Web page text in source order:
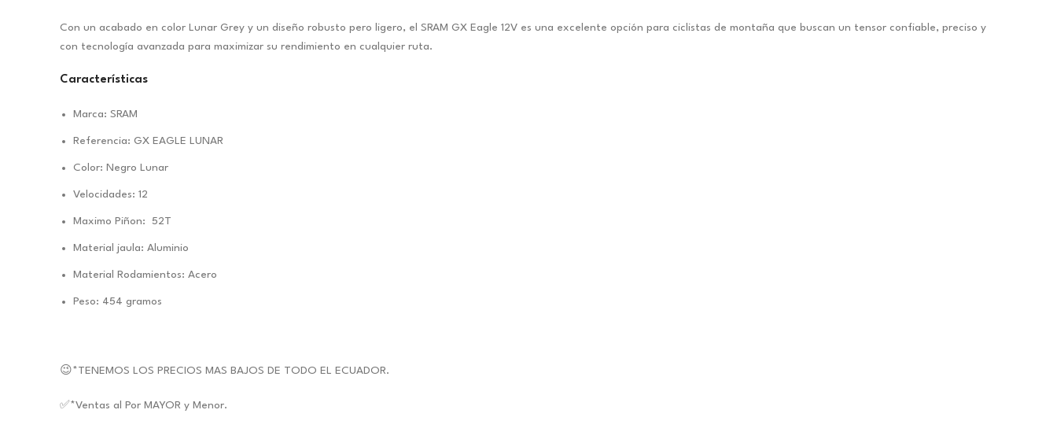
Con un acabado en color Lunar Grey y un diseño robusto pero ligero, el SRAM GX Eagle 12V es una excelente opción para ciclistas de montaña que buscan un tensor confiable, preciso y
con tecnología avanzada para maximizar su rendimiento en cualquier ruta.
Características
Marca: SRAM
Referencia: GX EAGLE LUNAR
Color: Negro Lunar
Velocidades: 12
Maximo Piñon: 52T
Material jaula: Aluminio
Material Rodamientos: Acero
Peso: 454 gramos
😉*TENEMOS LOS PRECIOS MAS BAJOS DE TODO EL ECUADOR.
✅*Ventas al Por MAYOR y Menor.